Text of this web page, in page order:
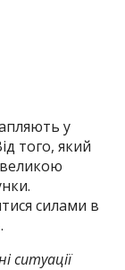
у
того, який
великою
силами в
ситуації